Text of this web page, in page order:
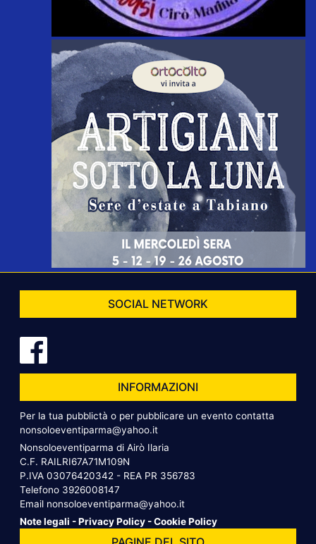
SOCIAL NETWORK
INFORMAZIONI
Per la tua pubblictà o per pubblicare un evento contatta
nonsoloeventiparma@yahoo.it
Nonsoloeventiparma di Airò Ilaria
C.F. RAILRI67A71M109N
P.IVA 03076420342 - REA PR 356783
Telefono 3926008147
Email nonsoloeventiparma@yahoo.it
Note legali -Privacy Policy -Cookie Policy